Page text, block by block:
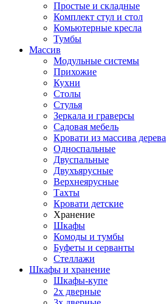
Простые и складные
Комплект стул и стол
Комьютерные кресла
Тумбы
Массив
Модульные системы
Прихожие
Кухни
Столы
Стулья
Зеркала и граверсы
Садовая мебель
Кровати из массива дерева
Односпальные
Двуспальные
Двухъярусные
Верхнеярусные
Тахты
Кровати детские
Хранение
Шкафы
Комоды и тумбы
Буфеты и серванты
Стеллажи
Шкафы и хранение
Шкафы-купе
2х дверные